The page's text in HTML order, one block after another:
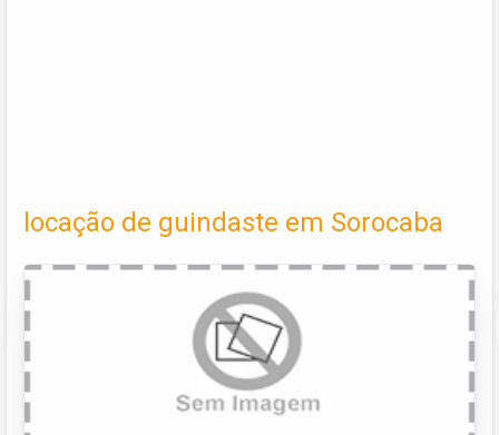
locação de guindaste em Sorocaba